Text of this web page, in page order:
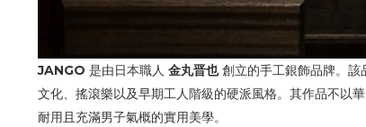
JANGO 是由日本職人 金丸晋也創立的手工銀飾品牌。該
文化、搖滾樂以及早期工人階級的硬派風格。其作品不以
耐用且充滿男子氣概的實用美學。